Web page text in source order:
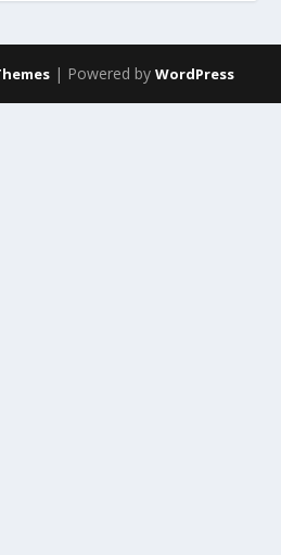
| Powered by WordPress